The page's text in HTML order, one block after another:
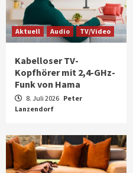
Aktuell Audio TV/Video
Kabelloser TV-
Kopfhörer mit 2,4-GHz-
Funk von Hama
8. Juli 2026 Peter
Lanzendorf